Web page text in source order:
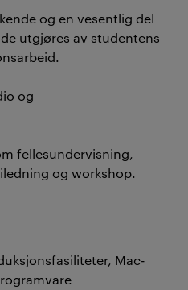
og en vesentlig del
utgjøres av studentens
og
fellesundervisning,
og workshop.
Mac-